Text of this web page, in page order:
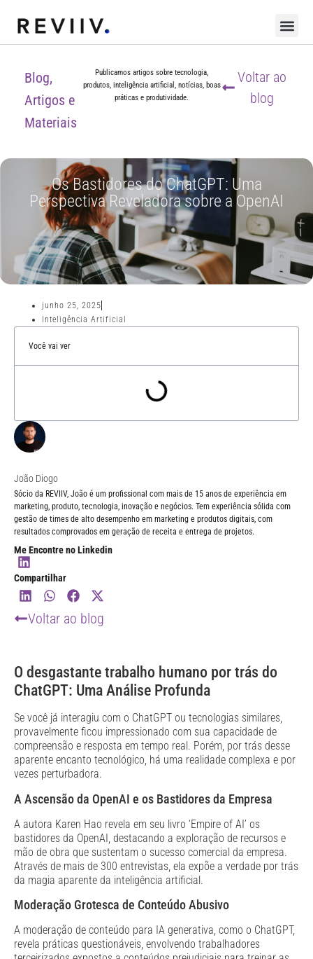
Blog,
Artigos e
Materiais
Publicamos artigos sobre tecnologia,
produtos, inteligência artificial, notícias, boas
práticas e produtividade.
Voltar ao
blog
Os Bastidores do ChatGPT: Uma
Perspectiva Reveladora sobre a OpenAI
junho 25, 2025
Inteligência Artificial
Você vai ver
João Diogo
Sócio da REVIIV, João é um profissional com mais de 15 anos de experiência em
marketing, produto, tecnologia, inovação e negócios. Tem experiência sólida com
gestão de times de alto desempenho em marketing e produtos digitais, com
resultados comprovados em geração de receita e entrega de projetos.
Me Encontre no Linkedin
Compartilhar
Voltar ao blog
O desgastante trabalho humano por trás do
ChatGPT: Uma Análise Profunda
Se você já interagiu com o ChatGPT ou tecnologias similares,
provavelmente ficou impressionado com sua capacidade de
compreensão e resposta em tempo real. Porém, por trás desse
aparente encanto tecnológico, há uma realidade complexa e por
vezes perturbadora.
A Ascensão da OpenAI e os Bastidores da Empresa
A autora Karen Hao revela em seu livro ‘Empire of AI’ os
bastidores da OpenAI, destacando a exploração de recursos e
mão de obra que sustentam o sucesso comercial da empresa.
Através de mais de 300 entrevistas, ela expõe a verdade por trás
da magia aparente da inteligência artificial.
Moderação Grotesca de Conteúdo Abusivo
A moderação de conteúdo para IA generativa, como o ChatGPT,
revela práticas questionáveis, envolvendo trabalhadores